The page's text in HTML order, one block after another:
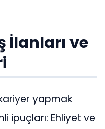
İlanları ve
yapmak
ipuçları: Ehliyet ve